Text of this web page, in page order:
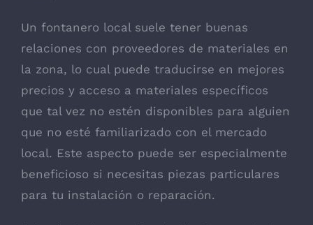
Un fontanero local suele tener buenas
relaciones con proveedores de materiales en
la zona, lo cual puede traducirse en mejores
precios y acceso a materiales específicos
que tal vez no estén disponibles para alguien
que no esté familiarizado con el mercado
local. Este aspecto puede ser especialmente
beneficioso si necesitas piezas particulares
para tu instalación o reparación.